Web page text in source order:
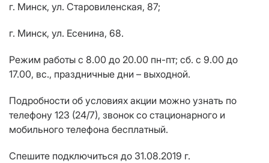
г. Минск, ул. Старовиленская, 87;
г. Минск, ул. Есенина, 68.
Режим работы с 8.00 до 20.00 пн-пт; сб. с 9.00 до
17.00, вс., праздничные дни – выходной.
Подробности об условиях акции можно узнать по
телефону 123 (24/7), звонок со стационарного и
мобильного телефона бесплатный.
Спешите подключиться до 31.08.2019 г.